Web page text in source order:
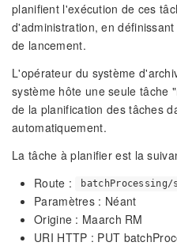
planifient l'exécution de ces
d'administration, en
de lancement.
L'opérateur du système
système hôte une seule tâche
de la planification des tâches
automatiquement.
La tâche à planifier est la
Route :
batchProcessing/
Paramètres : Néant
Origine : Maarch RM
URI HTTP : PUT